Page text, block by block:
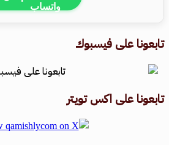
تابعونا على فيسبوك
تابعونا على اكس تويتر